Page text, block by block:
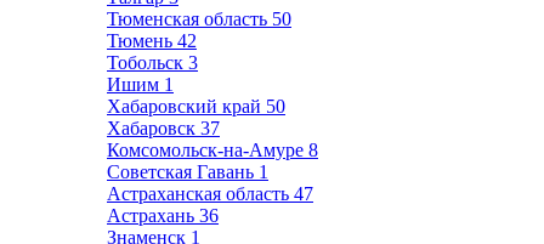
Тюменская область 50
Тюмень 42
Тобольск 3
Ишим 1
Хабаровский край 50
Хабаровск 37
Комсомольск-на-Амуре 8
Советская Гавань 1
Астраханская область 47
Астрахань 36
Знаменск 1